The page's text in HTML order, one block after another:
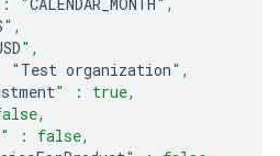
",
",
" Test organization",
" : true,
" : false,